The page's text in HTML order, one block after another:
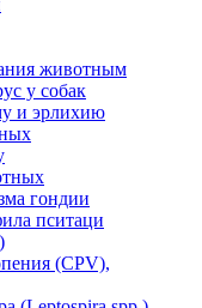
животным
у собак
и эрлихию
гондии
пситаци
(CPV),